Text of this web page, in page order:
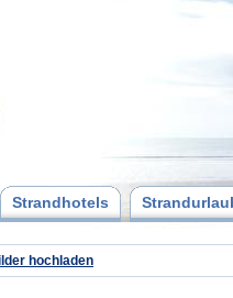
Strandhotels
hochladen